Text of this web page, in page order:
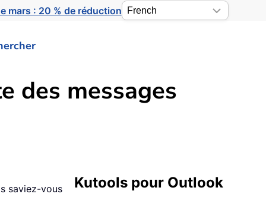
mars : 20 % de réduction
des messages
Kutools pour Outlook
saviez-vous